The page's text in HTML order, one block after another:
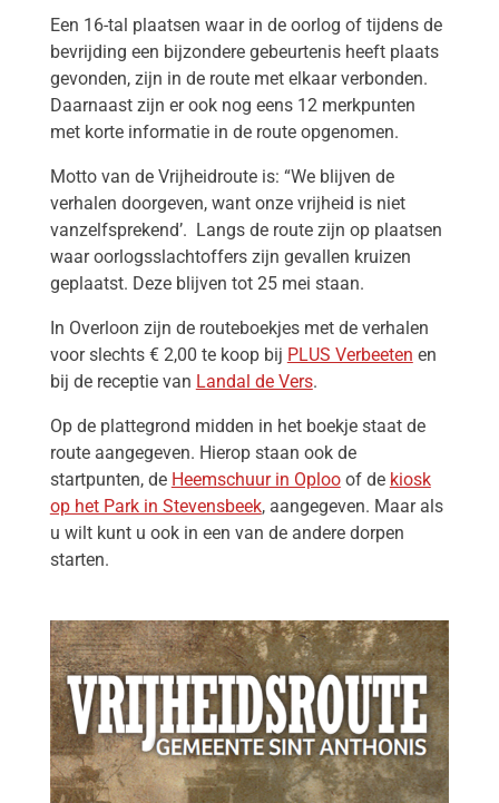
Een 16-tal plaatsen waar in de oorlog of tijdens de
bevrijding een bijzondere gebeurtenis heeft plaats
gevonden, zijn in de route met elkaar verbonden.
Daarnaast zijn er ook nog eens 12 merkpunten
met korte informatie in de route opgenomen.
Motto van de Vrijheidroute is: “We blijven de
verhalen doorgeven, want onze vrijheid is niet
vanzelfsprekend’. Langs de route zijn op plaatsen
waar oorlogsslachtoffers zijn gevallen kruizen
geplaatst. Deze blijven tot 25 mei staan.
In Overloon zijn de routeboekjes met de verhalen
voor slechts € 2,00 te koop bij PLUS Verbeeten en
bij de receptie van Landal de Vers.
Op de plattegrond midden in het boekje staat de
route aangegeven. Hierop staan ook de
startpunten, de Heemschuur in Oplooof de kiosk
op het Park in Stevensbeek, aangegeven. Maar als
u wilt kunt u ook in een van de andere dorpen
starten.